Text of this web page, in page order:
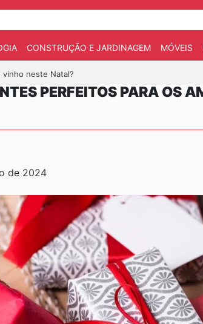
CONSTRUÇÃO E JARDINAGEM MÓVEIS
neste Natal?
PERFEITOS PARA OS
de 2024